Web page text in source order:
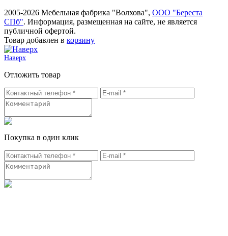
2005-2026 Мебельная фабрика "Волхова", ООО "Береста
СПб". Информация, размещенная на сайте, не является
публичной офертой.
Товар добавлен в корзину
Наверх
Отложить товар
Покупка в один клик